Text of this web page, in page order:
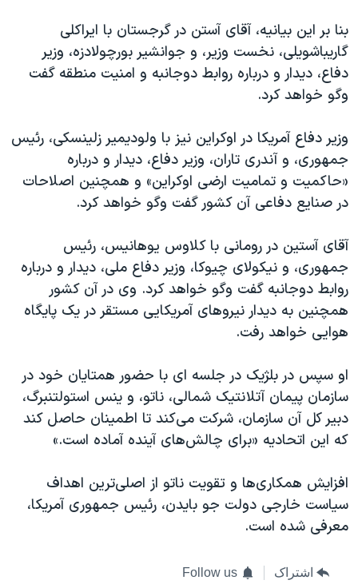
صفحه‌های ویژه
سفر پرزیدنت ترامپ به چین
بنا بر این بیانیه، آقای آستن در گرجستان با ایراکلی
گاریباشویلی، نخست وزیر، و جوانشیر بورچولادزه، وزیر
دفاع، دیدار و درباره روابط دوجانبه و امنیت منطقه گفت
وگو خواهد کرد.
وزیر دفاع آمریکا در اوکراین نیز با ولودیمیر زلینسکی، رئیس
جمهوری، و آندری تاران، وزیر دفاع، دیدار و درباره
«حاکمیت و تمامیت ارضی اوکراین» و همچنین اصلاحات
در صنایع دفاعی آن کشور گفت وگو خواهد کرد.
آقای آستین در رومانی با کلاوس یوهانیس، رئیس
جمهوری، و نیکولای چیوکا، وزیر دفاع ملی، دیدار و درباره
روابط دوجانبه گفت وگو خواهد کرد. وی در آن کشور
همچنین به دیدار نیروهای آمریکایی مستقر در یک پایگاه
هوایی خواهد رفت.
او سپس در بلژیک در جلسه ای با حضور همتایان خود در
سازمان پیمان آتلانتیک شمالی، ناتو، و ینس استولتنبرگ،
دبیر کل آن سازمان، شرکت می‌کند تا اطمینان حاصل کند
که این اتحادیه «برای چالش‌های آینده آماده است.»
افزایش همکاری‌ها و تقویت ناتو از اصلی‌ترین اهداف
سیاست خارجی دولت جو بایدن، رئیس جمهوری آمریکا،
معرفی شده است.
اشتراک Follow us